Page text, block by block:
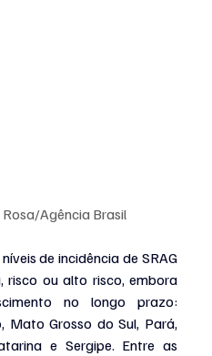
Agência Brasil
de incidência de SRAG
risco ou alto risco, embora
no longo prazo:
Mato Grosso do Sul, Pará,
e Sergipe. Entre as